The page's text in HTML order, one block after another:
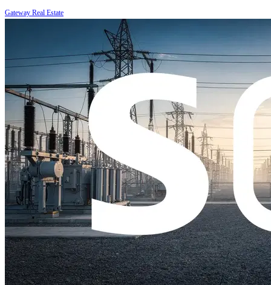
Gateway Real Estate